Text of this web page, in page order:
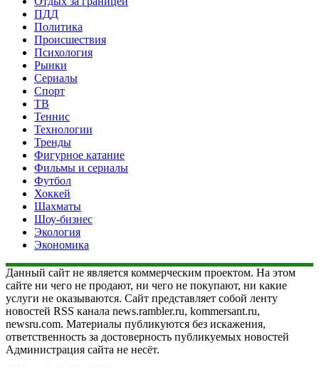
ПДД
Политика
Происшествия
Психология
Рынки
Сериалы
Спорт
ТВ
Теннис
Технологии
Тренды
Фигурное катание
Фильмы и сериалы
Футбол
Хоккей
Шахматы
Шоу-бизнес
Экология
Экономика
Данный сайт не является коммерческим проектом. На этом
сайте ни чего не продают, ни чего не покупают, ни какие
услуги не оказываются. Сайт представляет собой ленту
новостей RSS канала news.rambler.ru, kommersant.ru,
newsru.com. Материалы публикуются без искажения,
ответственность за достоверность публикуемых новостей
Администрация сайта не несёт.